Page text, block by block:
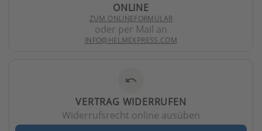
ONLINE
ZUM ONLINEFORMULAR
oder per Mail an
INFO@HELMEXPRESS.COM
undo
VERTRAG WIDERRUFEN
Widerrufsrecht online ausüben